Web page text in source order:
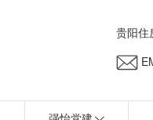
贵阳